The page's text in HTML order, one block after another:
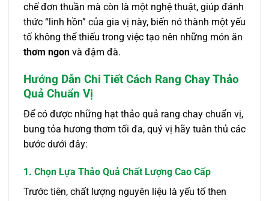
chế đơn thuần mà còn là một nghệ thuật, giúp đánh
thức “linh hồn” của gia vị này, biến nó thành một yếu
tố không thể thiếu trong việc tạo nên những món ăn
thơm ngon và đậm đà.
Hướng Dẫn Chi Tiết Cách Rang Chay Thảo
Quả Chuẩn Vị
Để có được những hạt thảo quả rang chay chuẩn vị,
bung tỏa hương thơm tối đa, quý vị hãy tuân thủ các
bước dưới đây:
1. Chọn Lựa Thảo Quả Chất Lượng Cao Cấp
Trước tiên, chất lượng nguyên liệu là yếu tố then